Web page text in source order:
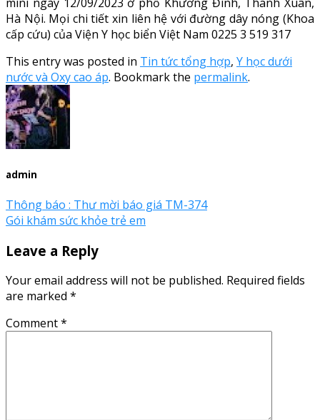
Hà Nội. Mọi chi tiết xin liên hệ với đường dây nóng (Khoa
cấp cứu) của Viện Y học biển Việt Nam 0225 3 519 317
This entry was posted in Tin tức tổng hợp, Y học dưới
nước và Oxy cao áp. Bookmark the permalink.
admin
Thông báo : Thư mời báo giá TM-374
Gói khám sức khỏe trẻ em
Leave a Reply
Your email address will not be published. Required fields
are marked *
Comment*